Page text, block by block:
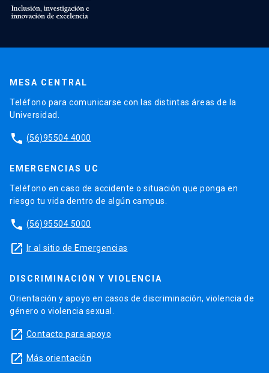
MESA CENTRAL
Teléfono para comunicarse con las distintas áreas de la
Universidad.
phone (56)95504 4000
EMERGENCIAS UC
Teléfono en caso de accidente o situación que ponga en
riesgo tu vida dentro de algún campus.
phone (56)95504 5000
launch Ir al sitio de Emergencias
DISCRIMINACIÓN Y VIOLENCIA
Orientación y apoyo en casos de discriminación, violencia de
género o violencia sexual.
launch Contacto para apoyo
launch Más orientación